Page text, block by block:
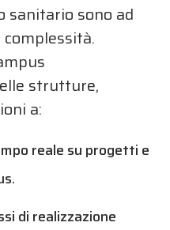
sanitario sono ad
strutture,
a:
reale su progetti e
di realizzazione